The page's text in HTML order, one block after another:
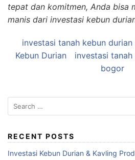
tepat dan komitmen, Anda bisa
manis dari investasi kebun
investasi tanah kebun
Kebun Durian
investasi
bogor
Search
for:
RECENT POSTS
Investasi Kebun Durian & Kavling